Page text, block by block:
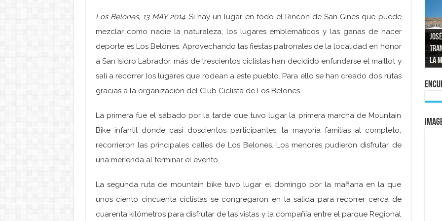
Los Belones, 13 MAY 2014. Si hay un lugar en todo el Rincón de San Ginés que puede
mezclar como nadie la naturaleza, los lugares emblemáticos y las ganas de hacer
deporte es Los Belones. Aprovechando las fiestas patronales de la localidad en honor
a San Isidro Labrador, más de trescientos ciclistas han decidido enfundarse el maillot y
salí a recorrer los lugares que rodean a este pueblo. Para ello se han creado dos rutas
gracias a la organización del Club Ciclista de Los Belones.
La primera fue el sábado por la tarde que tuvo lugar la primera marcha de Mountain
Bike infantil donde casi doscientos participantes, la mayoría familias al completo,
recorrieron las principales calles de Los Belones. Los menores pudieron disfrutar de
una merienda al terminar el evento.
La segunda ruta de mountain bike tuvo lugar el domingo por la mañana en la que
unos ciento cincuenta ciclistas se congregaron en la salida para recorrer cerca de
cuarenta kilómetros para disfrutar de las vistas y la compañía entre el parque Regional
La
La
El
al